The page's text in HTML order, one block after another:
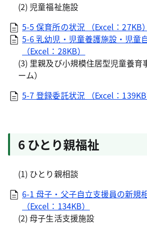
(2) 児童福祉施設
5-5 保育所の状況 （Excel：27KB）
5-6 乳幼児・児童養護施設・児童
（Excel：28KB）
(3) 里親及び小規模住居型児童養育
ーム）
5-7 登録委託状況 （Excel：139KB
6 ひとり親福祉
(1) ひとり親相談
6-1 母子・父子自立支援員の新規
（Excel：134KB）
(2) 母子生活支援施設